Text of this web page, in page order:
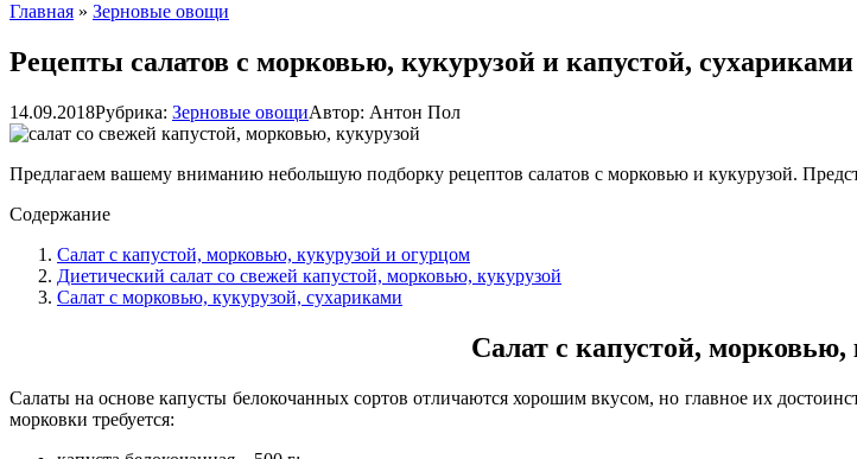
Главная » Зерновые овощи
Рецепты салатов с морковью, кукурузой и капустой, сухариками
14.09.2018Рубрика: Зерновые овощиАвтор: Антон Пол
Предлагаем вашему вниманию небольшую подборку рецептов салатов с морковью и кукурузой.
Содержание
Салат с капустой, морковью, кукурузой и огурцом
Диетический салат со свежей капустой, морковью, кукурузой
Салат с морковью, кукурузой, сухариками
Салат с капустой, морковью,
Салаты на основе капусты белокочанных сортов отличаются хорошим вкусом, но главное их
морковки требуется: